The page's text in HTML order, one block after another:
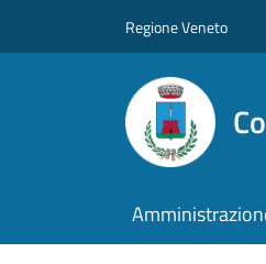
Regione Veneto